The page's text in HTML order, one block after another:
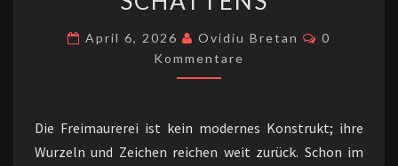
April 6, 2026 Ovidiu Bretan
0
Kommentare
Die Freimaurerei ist kein modernes Konstrukt; ihre
Wurzeln und Zeichen reichen weit zurück. Schon im